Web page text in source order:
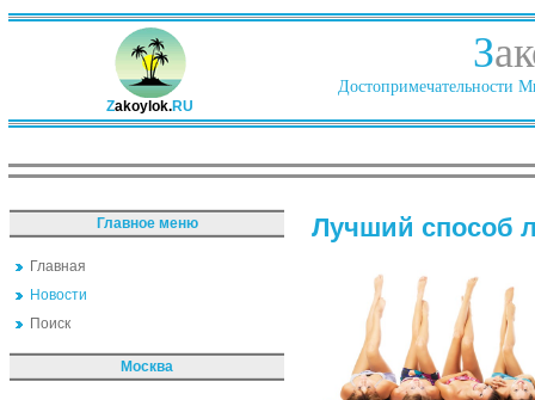
Zakoylok.RU
З
Достопримечательности
Главное меню
Главная
Новости
Поиск
Москва
Лучший способ